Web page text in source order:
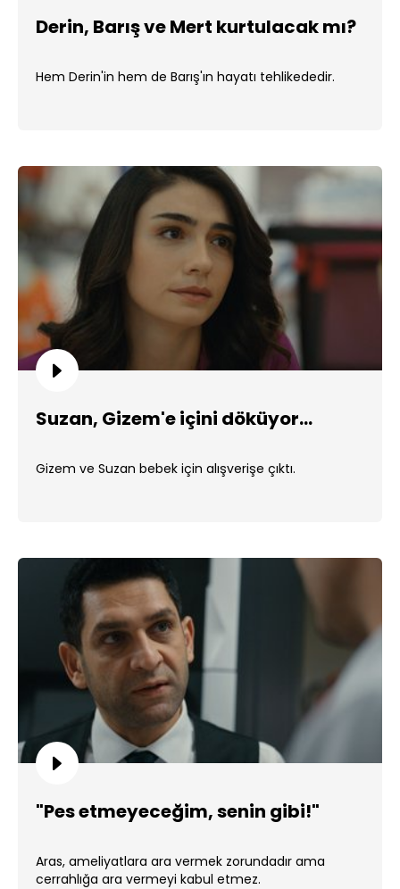
Derin, Barış ve Mert kurtulacak mı?
Hem Derin'in hem de Barış'ın hayatı tehlikededir.
Suzan, Gizem'e içini döküyor...
Gizem ve Suzan bebek için alışverişe çıktı.
"Pes etmeyeceğim, senin gibi!"
Aras, ameliyatlara ara vermek zorundadır ama
cerrahlığa ara vermeyi kabul etmez.